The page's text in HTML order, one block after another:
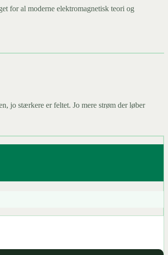
for al moderne elektromagnetisk teori og
jo stærkere er feltet. Jo mere strøm der løber